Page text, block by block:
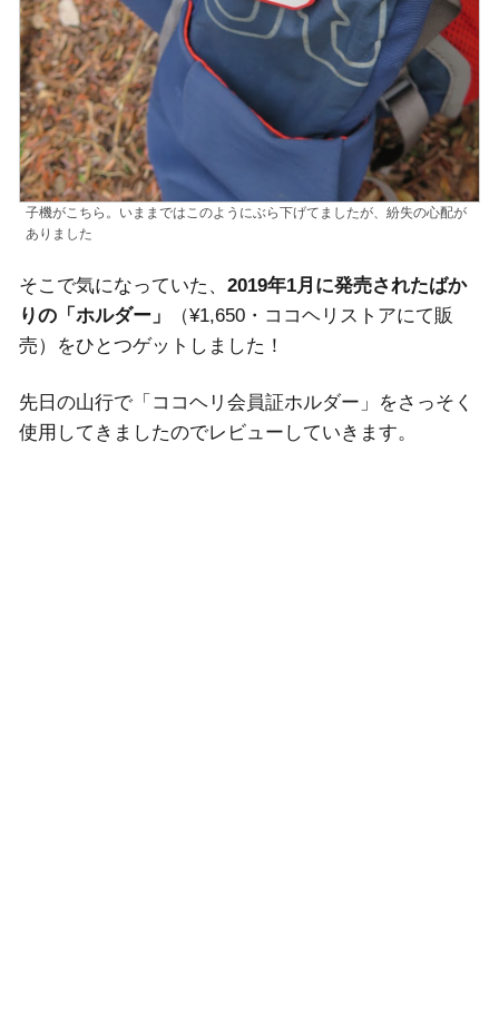
子機がこちら。いままではこのようにぶら下げてましたが、紛失の心配が
ありました
そこで気になっていた、 2019年1月に発売されたばか
りの「ホルダー」
（¥1,650・ココヘリストアにて販
売）をひとつゲットしました！
先日の山行で「ココヘリ会員証ホルダー」をさっそく
使用してきましたのでレビューしていきます。